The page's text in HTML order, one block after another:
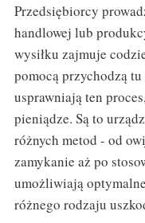
Przedsiębiorcy
handlowej lub
wysiłku zajmuje
pomocą przychodzą
usprawniają ten
pieniądze. Są to
różnych metod - od
zamykanie aż po
umożliwiają
różnego rodzaju